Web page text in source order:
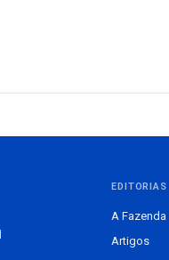
EDITORIAS
A Fazenda
Artigos